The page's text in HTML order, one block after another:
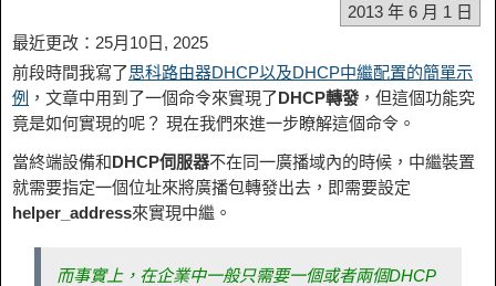
2013 年 6 月 1 日
最近更改：25月10日, 2025
前段時間我寫了思科路由器DHCP以及DHCP中繼配置的簡單示
例 ，文章中用到了一個命令來實現了DHCP轉發 ，但這個功能究
竟是如何實現的呢？ 現在我們來進一步瞭解這個命令。
當終端設備和DHCP伺服器不在同一廣播域內的時候，中繼裝置
就需要指定一個位址來將廣播包轉發出去，即需要設定
helper_address來實現中繼。
而事實上，在企業中一般只需要一個或者兩個DHCP